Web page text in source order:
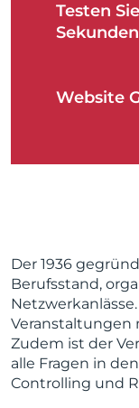
Testen
Website
Der 1936 geg
Berufsstand,
Veranstaltungen
Zudem ist der
alle Fragen in
Controlling und